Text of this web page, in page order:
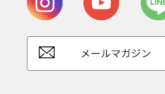
メールマガジン